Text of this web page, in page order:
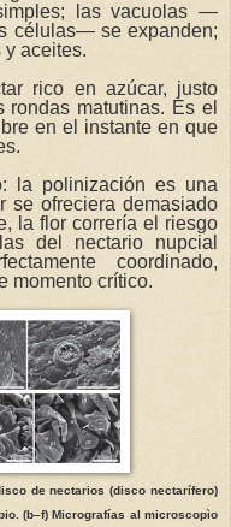
las vacuolas —
células— se expanden;
aceites.
rico en azúcar, justo
matutinas. Es el
en el instante en que
la polinización es una
se ofreciera demasiado
la flor correría el riesgo
del nectario nupcial
coordinado,
momento crítico.
de nectarios (disco nectarífero)
(b–f) Micrografías al microscopìo